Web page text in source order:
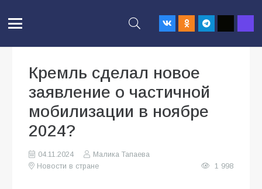
Кремль сделал новое
заявление о частичной
мобилизации в ноябре
2024?
04.11.2024
Малика Тапаева
Новости в стране
1 998